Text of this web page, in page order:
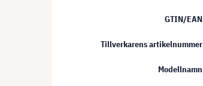
GTIN/EAN
Tillverkarens artikelnummer
Modellnamn